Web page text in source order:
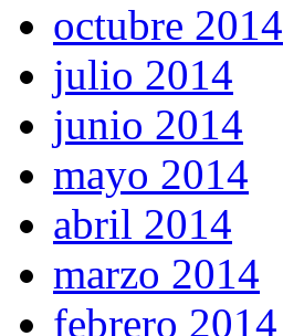
octubre 2014
julio 2014
junio 2014
mayo 2014
abril 2014
marzo 2014
febrero 2014